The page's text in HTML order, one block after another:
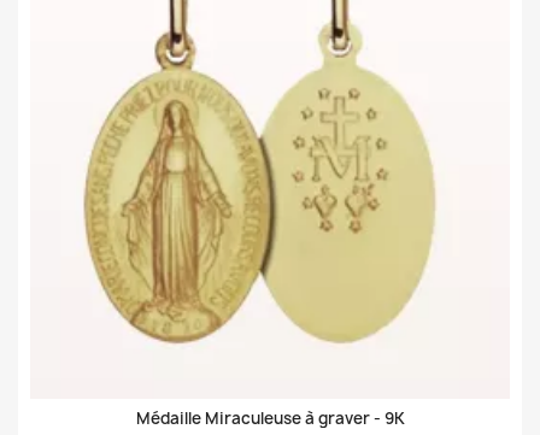
Médaille Miraculeuse à graver - 9K